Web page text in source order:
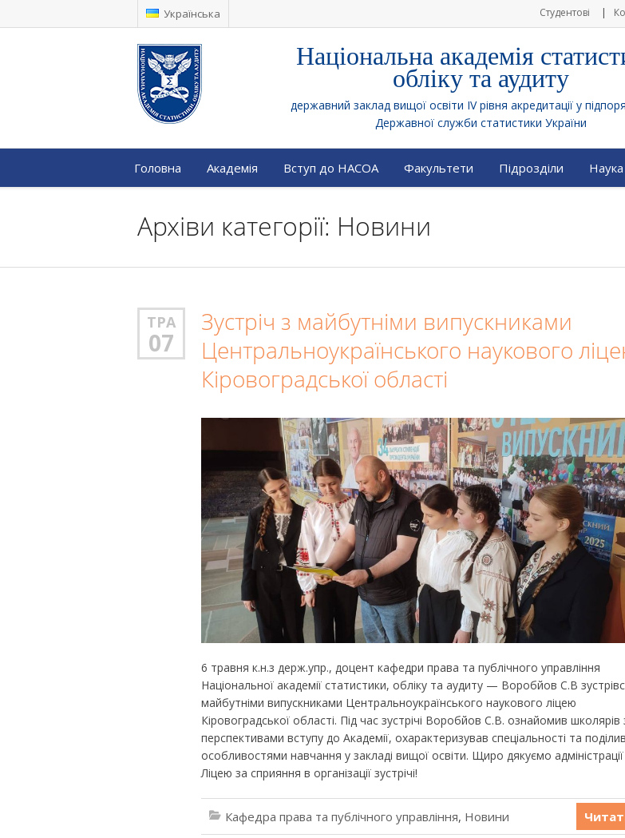
Українська Студентові
Національна академія
обліку та аудиту
державний заклад вищої освіти IV рівня акредитації у
Державної служби статистики України
Головна Академія Вступ до НАСОА Факультети Підрозділи Наука
Архіви категорії: Новини
ТРА
07
Зустріч з майбутніми випускниками
Центральноукраїнського наукового
Кіровоградської області
6 травня к.н.з держ.упр., доцент кафедри права та публічного управління
Національної академії статистики, обліку та аудиту — Воробйов С.В
майбутніми випускниками Центральноукраїнського наукового ліцею
Кіровоградської області. Під час зустрічі Воробйов С.В. ознайомив школярів
перспективами вступу до Академії, охарактеризував спеціальності та
особливостями навчання у закладі вищої освіти. Щиро дякуємо адміністрації
Ліцею за сприяння в організації зустрічі!
Кафедра права та публічного управління, Новини